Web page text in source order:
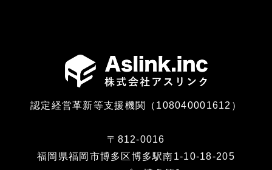
認定経営革新等支援機関（108040001612）
〒812-0016
福岡県福岡市博多区博多駅南1-10-18-205